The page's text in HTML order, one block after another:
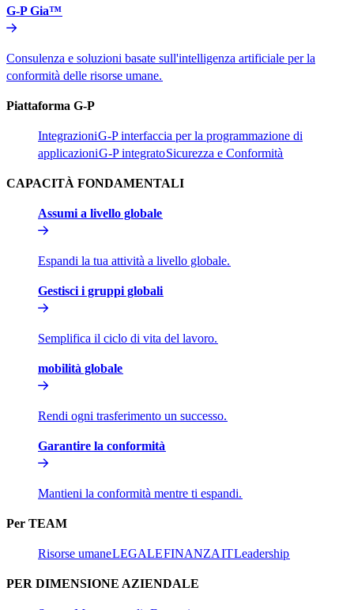
G-P Gia™​​
Consulenza e soluzioni basate sull'intelligenza artificiale per la
conformità delle risorse umane.​​
Piattaforma G-P​​
Integrazioni​​G-P interfaccia per la programmazione di
applicazioni​​G-P integrato​​Sicurezza e Conformità​​
CAPACITÀ FONDAMENTALI​​
Assumi a livello globale​​
Espandi la tua attività a livello globale.​​
Gestisci i gruppi globali​​
Semplifica il ciclo di vita del lavoro.​​
mobilità globale​​
Rendi ogni trasferimento un successo.​​
Garantire la conformità​​
Mantieni la conformità mentre ti espandi.​​
Per TEAM​​
Risorse umane​​LEGALE​​FINANZA​​IT​​Leadership​​
PER DIMENSIONE AZIENDALE​​